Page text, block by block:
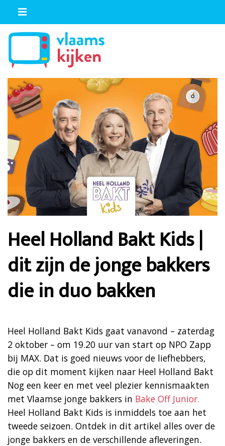
Heel Holland Bakt Kids |
dit zijn de jonge bakkers
die in duo bakken
Heel Holland Bakt Kids gaat vanavond – zaterdag
2 oktober – om 19.20 uur van start op NPO Zapp
bij MAX. Dat is goed nieuws voor de liefhebbers,
die op dit moment kijken naar Heel Holland Bakt
Nog een keer en met veel plezier kennismaakten
met Vlaamse jonge bakkers in Bake Off Junior.
Heel Holland Bakt Kids is inmiddels toe aan het
tweede seizoen. Ontdek in dit artikel alles over de
jonge bakkers en de verschillende afleveringen.